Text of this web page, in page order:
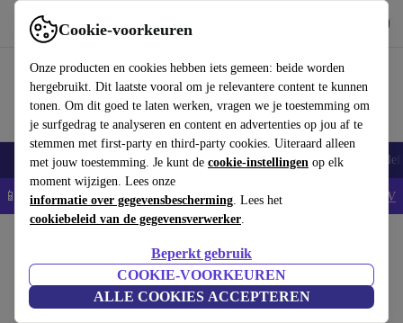
Cookie-voorkeuren
Onze producten en cookies hebben iets gemeen: beide worden
hergebruikt. Dit laatste vooral om je relevantere content te kunnen
tonen. Om dit goed te laten werken, vragen we je toestemming om
je surfgedrag te analyseren en content en advertenties op jou af te
stemmen met first-party en third-party cookies. Uiteraard alleen
met jouw toestemming. Je kunt de cookie-instellingen op elk
moment wijzigen. Lees onze
informatie over gegevensbescherming. Lees het
cookiebeleid van de gegevensverwerker.
Beperkt gebruik
COOKIE-VOORKEUREN
ALLE COOKIES ACCEPTEREN
Gebruik refurbed snel en eenvoudig
Smartphones Laptops Tablets Smartwatches Accessoires
📱5% EXTRA korting op alle iPhones – Code: IPHONEDEAL - AV
Alcatel 1 (2021)
1 GB | 16 GB | Dual-SIM | Volcano Black